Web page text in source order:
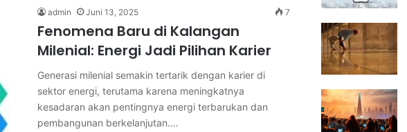
admin Juni 13, 2025 7
Fenomena Baru di Kalangan
Milenial: Energi Jadi Pilihan Karier
Generasi milenial semakin tertarik dengan karier di
sektor energi, terutama karena meningkatnya
kesadaran akan pentingnya energi terbarukan dan
pembangunan berkelanjutan.…